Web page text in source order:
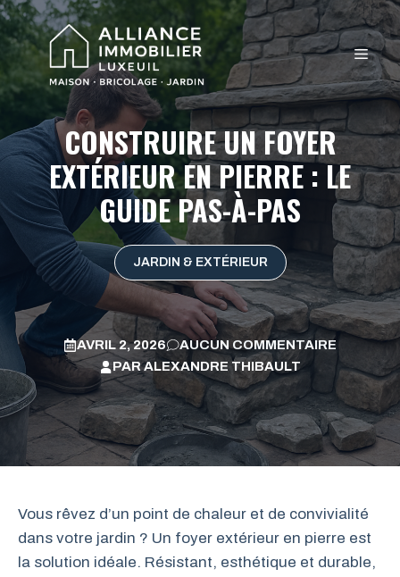
Aller
au
contenu
CONSTRUIRE UN FOYER
EXTÉRIEUR EN PIERRE : LE
GUIDE PAS-À-PAS
JARDIN & EXTÉRIEUR
AVRIL 2, 2026
AUCUN COMMENTAIRE
PARALEXANDRE THIBAULT
Vous rêvez d’un point de chaleur et de convivialité
dans votre jardin ? Un foyer extérieur en pierre est
la solution idéale. Résistant, esthétique et durable,